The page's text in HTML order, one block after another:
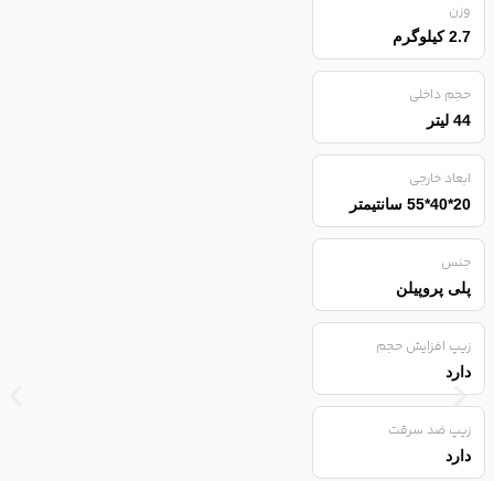
وزن
2.7 کیلوگرم
حجم داخلی
44 لیتر
ابعاد خارجی
20*40*55 سانتیمتر
جنس
پلی پروپیلن
زیپ افزایش حجم
دارد
زیپ ضد سرقت
دارد